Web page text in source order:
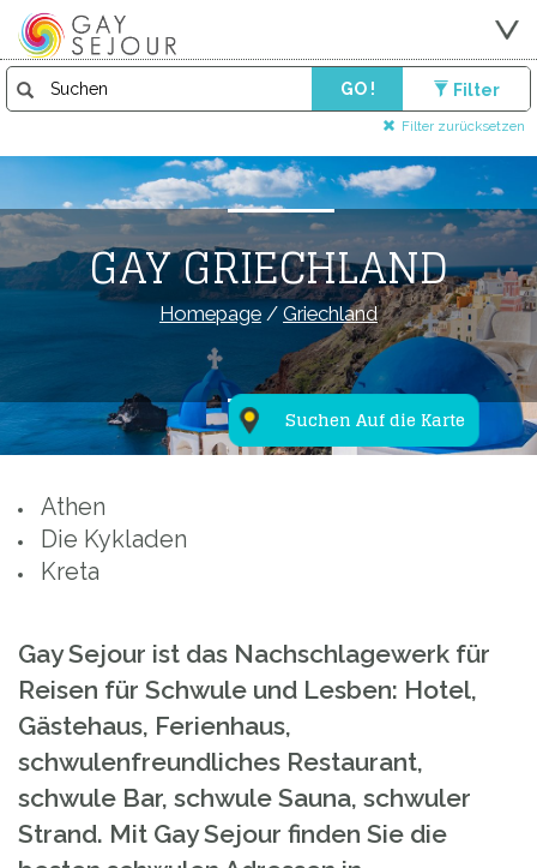
GO ! Filter
Filter zurücksetzen
Suchen Auf die Karte
GAY GRIECHLAND
Homepage / Griechland
Athen
Die Kykladen
Kreta
Gay Sejour ist das Nachschlagewerk für
Reisen für Schwule und Lesben: Hotel,
Gästehaus, Ferienhaus,
schwulenfreundliches Restaurant,
schwule Bar, schwule Sauna, schwuler
Strand. Mit Gay Sejour finden Sie die